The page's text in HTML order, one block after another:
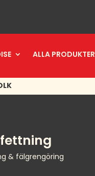
ALLA PRODUKTER
& fälgrengöring